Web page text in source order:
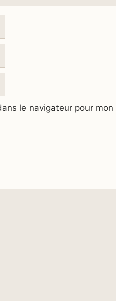
le navigateur pour mon